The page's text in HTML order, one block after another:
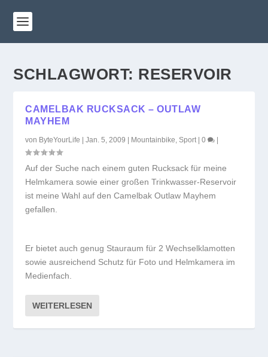
SCHLAGWORT: RESERVOIR
CAMELBAK RUCKSACK – OUTLAW
MAYHEM
von ByteYourLife |Jan. 5, 2009 Mountainbike,Sport|0
Auf der Suche nach einem guten Rucksack für meine
Helmkamera sowie einer großen Trinkwasser-Reservoir
ist meine Wahl auf den Camelbak Outlaw Mayhem
gefallen.
Er bietet auch genug Stauraum für 2 Wechselklamotten
sowie ausreichend Schutz für Foto und Helmkamera im
Medienfach.
WEITERLESEN